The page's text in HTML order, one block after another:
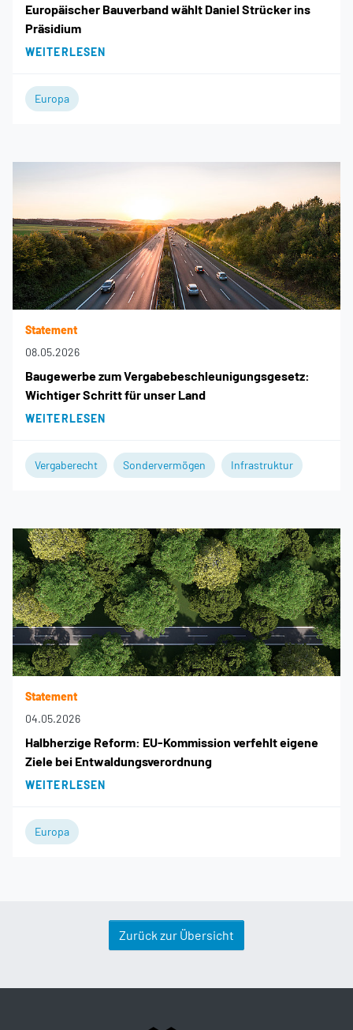
Europäischer Bauverband wählt Daniel Strücker ins
Präsidium
WEITERLESEN
Europa
Statement
08.05.2026
Baugewerbe zum Vergabebeschleunigungsgesetz:
Wichtiger Schritt für unser Land
WEITERLESEN
Vergaberecht Sondervermögen Infrastruktur
Statement
04.05.2026
Halbherzige Reform: EU-Kommission verfehlt eigene
Ziele bei Entwaldungsverordnung
WEITERLESEN
Europa
Zurück zur Übersicht